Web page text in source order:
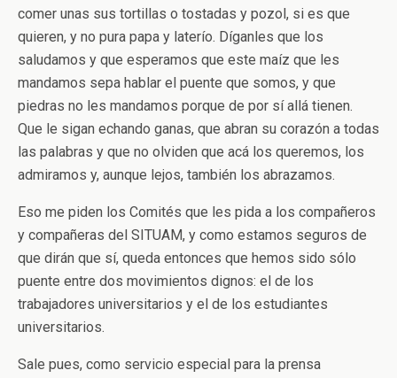
comer unas sus tortillas o tostadas y pozol, si es que
quieren, y no pura papa y laterío. Díganles que los
saludamos y que esperamos que este maíz que les
mandamos sepa hablar el puente que somos, y que
piedras no les mandamos porque de por sí allá tienen.
Que le sigan echando ganas, que abran su corazón a todas
las palabras y que no olviden que acá los queremos, los
admiramos y, aunque lejos, también los abrazamos.
Eso me piden los Comités que les pida a los compañeros
y compañeras del SITUAM, y como estamos seguros de
que dirán que sí, queda entonces que hemos sido sólo
puente entre dos movimientos dignos: el de los
trabajadores universitarios y el de los estudiantes
universitarios.
Sale pues, como servicio especial para la prensa